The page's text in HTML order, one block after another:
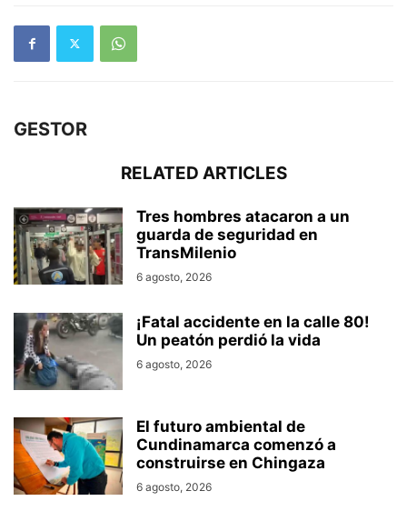
GESTOR
RELATED ARTICLES
Tres hombres atacaron a un
guarda de seguridad en
TransMilenio
6 agosto, 2026
¡Fatal accidente en la calle 80!
Un peatón perdió la vida
6 agosto, 2026
El futuro ambiental de
Cundinamarca comenzó a
construirse en Chingaza
6 agosto, 2026